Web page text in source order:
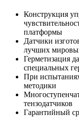
Конструкция
платформы
Датчики
лучших
Герметизация
специальных
При
методики
тензодатчиков
Гарантийный